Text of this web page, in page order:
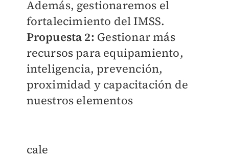
Además, gestionaremos el
fortalecimiento del IMSS.
Propuesta 2: Gestionar más
recursos para equipamiento,
inteligencia, prevención,
proximidad y capacitación de
nuestros elementos
cale